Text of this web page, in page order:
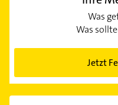
Was
Was
Jetzt